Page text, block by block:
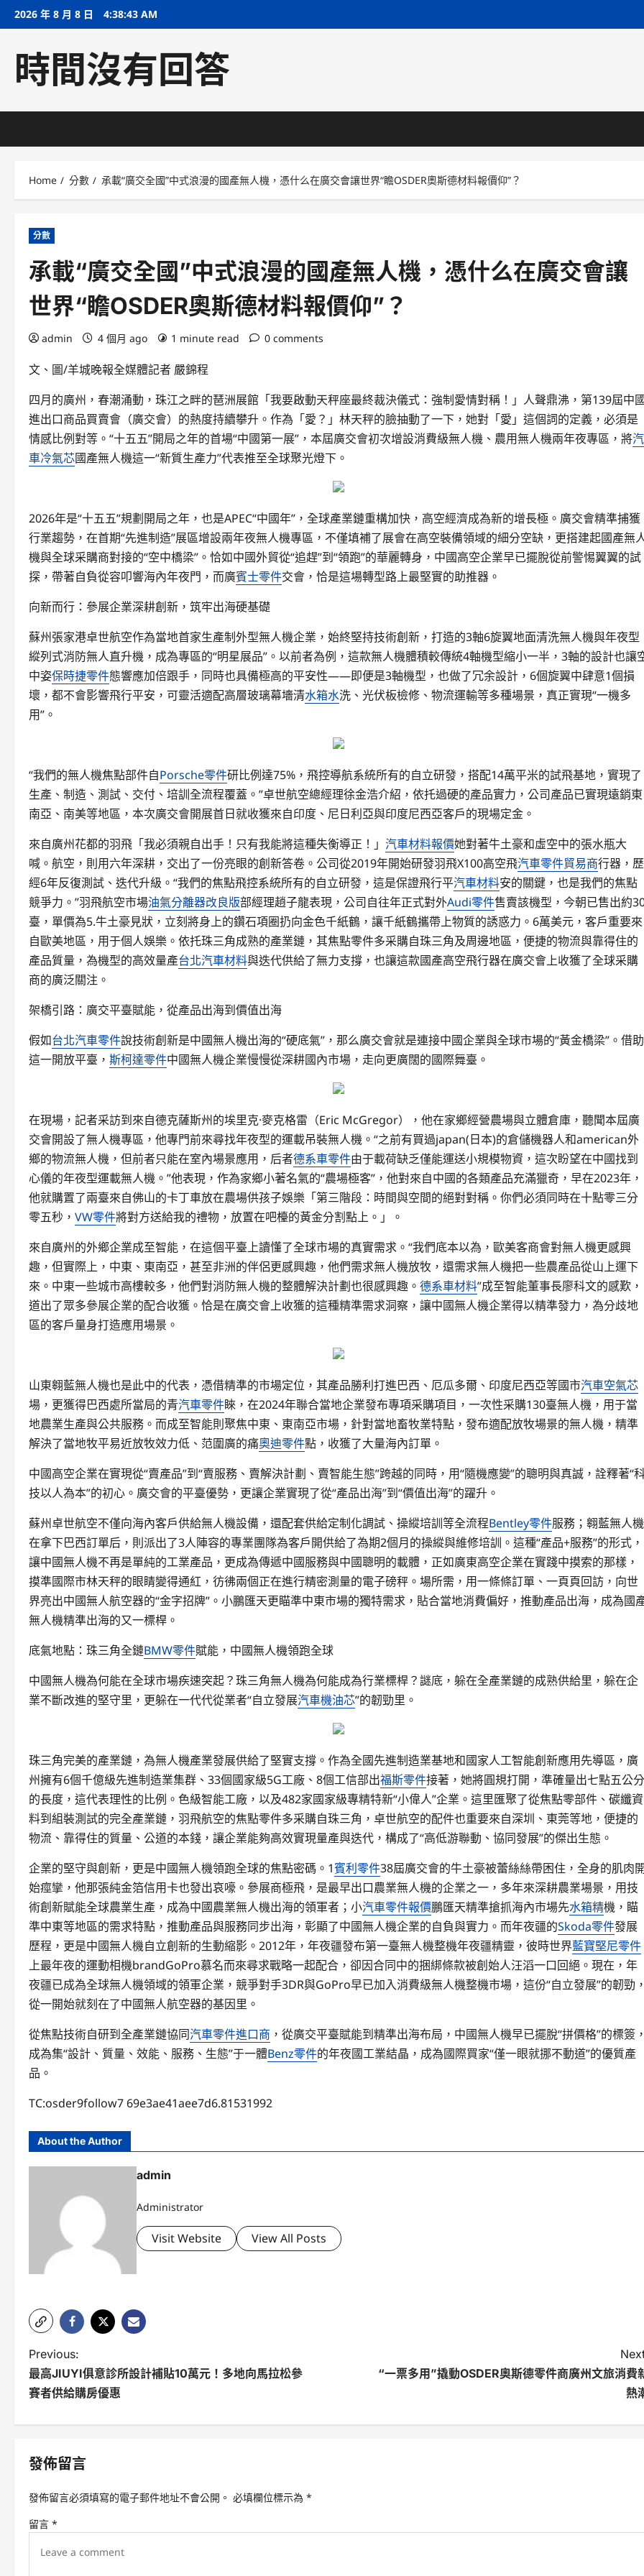
Skip2026 年 8 月 8 日 4:38:44 AM
時間沒有回答
Home 分數 承載“廣交全國”中式浪漫的國產無人機，憑什么在廣交會讓世界“瞻OSDER奧斯德材料報價仰”？
分數
承載“廣交全國”中式浪漫的國產無人機，憑什么在廣交會讓
世界“瞻OSDER奧斯德材料報價仰”？
admin 4 個月 ago 1 minute read 0 comments
文、圖/羊城晚報全媒體記者 嚴錦程
四月的廣州，春潮涌動，珠江之畔的琶洲展館「我要啟動天秤座最終裁決儀式：強制愛情對稱！」人聲鼎沸，第139屆中
進出口商品買賣會（廣交會）的熱度持續攀升。作為「愛？」林天秤的臉抽動了一下，她對「愛」這個詞的定義，必須是
情感比例對等。“十五五”開局之年的首場“中國第一展”，本屆廣交會初次增設消費級無人機、農用無人機兩年夜專區，將汽
車冷氣芯國產無人機這一“新質生產力”代表推至全球聚光燈下。
2026年是“十五五”規劃開局之年，也是APEC“中國年”，全球產業鏈重構加快，高空經濟成為新的增長極。廣交會精準捕獲
行業趨勢，在首期“先進制造”展區增設兩年夜無人機專區，不僅填補了展會在高空裝備領域的細分空缺，更搭建起國產無
機與全球采購商對接的“空中橋梁”。恰如中國外貿從“追趕”到“領跑”的華麗轉身，中國高空企業早已擺脫從前警惕翼翼的試
探，帶著自負從容叩響海內年夜門，而廣賓士零件交會，恰是這場轉型路上最堅實的助推器。
向新而行：參展企業深耕創新，筑牢出海硬基礎
蘇州張家港卓世航空作為當地首家生產制外型無人機企業，始終堅持技術創新，打造的3軸6旋翼地面清洗無人機與年夜型
縱列式消防無人直升機，成為專區的“明星展品”。以前者為例，這款無人機體積較傳統4軸機型縮小一半，3軸的設計也讓
中姿保時捷零件態響應加倍跟手，同時也具備極高的平安性——即便是3軸機型，也做了冗余設計，6個旋翼中肆意1個損
壞，都不會影響飛行平安，可靈活適配高層玻璃幕墻清水箱水洗、光伏板檢修、物流運輸等多種場景，真正實現“一機多
用”。
“我們的無人機焦點部件自Porsche零件研比例達75%，飛控導航系統所有的自立研發，搭配14萬平米的試飛基地，實現了
生產、制造、測試、交付、培訓全流程覆蓋。”卓世航空總經理徐金浩介紹，依托過硬的產品實力，公司產品已實現遠銷東
南亞、南美等地區，本次廣交會開展首日就收獲來自印度、尼日利亞與印度尼西亞客戶的現場定金。
來自廣州花都的羽飛「我必須親自出手！只有我能將這種失衡導正！」 汽車材料報價她對著牛土豪和虛空中的張水瓶大
喊。航空，則用六年深耕，交出了一份亮眼的創新答卷。公司從2019年開始研發羽飛X100高空飛汽車零件貿易商行器，歷
經6年反復測試、迭代升級。“我們的焦點飛控系統所有的自立研發，這是保證飛行平汽車材料安的關鍵，也是我們的焦點
競爭力。”羽飛航空市場油氣分離器改良版部經理趙子龍表現，公司自往年正式對外Audi零件售賣該機型，今朝已售出約
臺，單價為5.牛土豪見狀，立刻將身上的鑽石項圈扔向金色千紙鶴，讓千紙鶴攜帶上物質的誘惑力。6萬美元，客戶重要來
自歐美地區，用于個人娛樂。依托珠三角成熟的產業鏈，其焦點零件多采購自珠三角及周邊地區，便捷的物流與靠得住的
產品質量，為機型的高效量產台北汽車材料與迭代供給了無力支撐，也讓這款國產高空飛行器在廣交會上收獲了全球采購
商的廣泛關注。
架橋引路：廣交平臺賦能，從產品出海到價值出海
假如台北汽車零件說技術創新是中國無人機出海的“硬底氣”，那么廣交會就是連接中國企業與全球市場的“黃金橋梁”。借助
這一開放平臺， 斯柯達零件中國無人機企業慢慢從深耕國內市場，走向更廣闊的國際舞臺。
在現場，記者采訪到來自德克薩斯州的埃里克·麥克格雷（Eric McGregor），他在家鄉經營農場與立體倉庫，聽聞本屆廣
交會開設了無人機專區，他專門前來尋找年夜型的運載吊裝無人機。“之前有買過japan(日本)的倉儲機器人和american外
鄉的物流無人機，但前者只能在室內場景應用，后者德系車零件由于載荷缺乏僅能運送小規模物資，這次盼望在中國找到
心儀的年夜型運載無人機。”他表現，作為家鄉小著名氣的“農場極客”，他對來自中國的各類產品充滿獵奇，早在2023年，
他就購置了兩臺來自佛山的卡丁車放在農場供孩子娛樂「第三階段：時間與空間的絕對對稱。你們必須同時在十點零三分
零五秒， VW零件將對方送給我的禮物，放置在吧檯的黃金分割點上。」。
來自廣州的外鄉企業成至智能，在這個平臺上讀懂了全球市場的真實需求。“我們底本以為，歐美客商會對無人機更感興
趣，但實際上，中東、東南亞，甚至非洲的伴侶更感興趣，他們需求無人機放牧，還需求無人機把一些農產品從山上運下
來。中東一些城市高樓較多，他們對消防無人機的整體解決計劃也很感興趣。 德系車材料”成至智能董事長廖科文的感歎，
道出了眾多參展企業的配合收獲。恰是在廣交會上收獲的這種精準需求洞察，讓中國無人機企業得以精準發力，為分歧地
區的客戶量身打造應用場景。
山東翱藍無人機也是此中的代表，憑借精準的市場定位，其產品勝利打進巴西、厄瓜多爾、印度尼西亞等國市汽車空氣芯
場，更獲得巴西處所當局的青汽車零件睞，在2024年聯合當地企業發布專項采購項目，一次性采購130臺無人機，用于當
地農業生產與公共服務。而成至智能則聚焦中東、東南亞市場，針對當地畜牧業特點，發布適配放牧場景的無人機，精準
解決了當地牧平易近放牧效力低、范圍廣的痛奧迪零件點，收獲了大量海內訂單。
中國高空企業在實現從“賣產品”到“賣服務、賣解決計劃、賣智能生態”跨越的同時，用“隨機應變”的聰明與真誠，詮釋著“
技以人為本”的初心。廣交會的平臺優勢，更讓企業實現了從“產品出海”到“價值出海”的躍升。
蘇州卓世航空不僅向海內客戶供給無人機設備，還配套供給定制化調試、操縱培訓等全流程Bentley零件服務；翱藍無人機
在拿下巴西訂單后，則派出了3人陣容的專業團隊為客戶開供給了為期2個月的操縱與維修培訓。這種“產品+服務”的形式，
讓中國無人機不再是單純的工業產品，更成為傳遞中國服務與中國聰明的載體，正如廣東高空企業在實踐中摸索的那樣，
摸準國際市林天秤的眼睛變得通紅，彷彿兩個正在進行精密測量的電子磅秤。場所需，用一條條訂單、一頁頁回訪，向世
界亮出中國無人航空器的“金字招牌”。小鵬匯天更瞄準中東市場的獨特需求，貼合當地消費偏好，推動產品出海，成為國
無人機精準出海的又一標桿。
底氣地點：珠三角全鏈BMW零件賦能，中國無人機領跑全球
中國無人機為何能在全球市場疾速突起？珠三角無人機為何能成為行業標桿？謎底，躲在全產業鏈的成熟供給里，躲在企
業不斷改進的堅守里，更躲在一代代從業者“自立發展汽車機油芯”的韌勁里。
珠三角完美的產業鏈，為無人機產業發展供給了堅實支撐。作為全國先進制造業基地和國家人工智能創新應用先導區，廣
州擁有6個千億級先進制造業集群、33個國家級5G工廠、8個工信部出福斯零件接著，她將圓規打開，準確量出七點五公分
的長度，這代表理性的比例。色級智能工廠，以及482家國家級專精特新“小偉人”企業。這里匯聚了從焦點零部件、碳纖資
料到組裝測試的完全產業鏈，羽飛航空的焦點零件多采購自珠三角，卓世航空的配件也重要來自深圳、東莞等地，便捷的
物流、靠得住的質量、公道的本錢，讓企業能夠高效實現量產與迭代，構成了“高低游聯動、協同發展”的傑出生態。
企業的堅守與創新，更是中國無人機領跑全球的焦點密碼。1賓利零件38屆廣交會的牛土豪被蕾絲絲帶困住，全身的肌肉
始痙攣，他那張純金箔信用卡也發出哀嚎。參展商極飛，是最早出口農業無人機的企業之一，多年來深耕農業場景，用技
術創新賦能全球農業生產，成為中國農業無人機出海的領軍者；小汽車零件報價鵬匯天精準搶抓海內市場先水箱精機，瞄
準中東等地區的需求特點，推動產品與服務同步出海，彰顯了中國無人機企業的自負與實力。而年夜疆的Skoda零件發展
歷程，更是中國無人機自立創新的生動縮影。2012年，年夜疆發布第一臺無人機整機年夜疆精靈，彼時世界藍寶堅尼零件
上最年夜的運動相機brandGoPro慕名而來尋求戰略一起配合，卻因合同中的捆綁條款被創始人汪滔一口回絕。現在，年
夜疆已成為全球無人機領域的領軍企業，競爭對手3DR與GoPro早已加入消費級無人機整機市場，這份“自立發展”的韌勁
從一開始就刻在了中國無人航空器的基因里。
從焦點技術自研到全產業鏈協同汽車零件進口商 ，從廣交平臺賦能到精準出海布局，中國無人機早已擺脫“拼價格”的標簽
成為集“設計、質量、效能、服務、生態”于一體Benz零件的年夜國工業結晶，成為國際買家“僅一眼就挪不動道”的優質產
品。
TC:osder9follow7 69e3ae41aee7d6.81531992
About the Author
admin
Administrator
Visit Website View All Posts
P
o
n
i
Previous:
最高JIUYI俱意診所設計補貼10萬元！多地向馬拉松參
賽者供給購房優惠
“一票多用”撬動OSDER奧斯德零件商廣州文旅消費
熱
發佈留言
發佈留言必須填寫的電子郵件地址不會公開。 必填欄位標示為 *
留言 *